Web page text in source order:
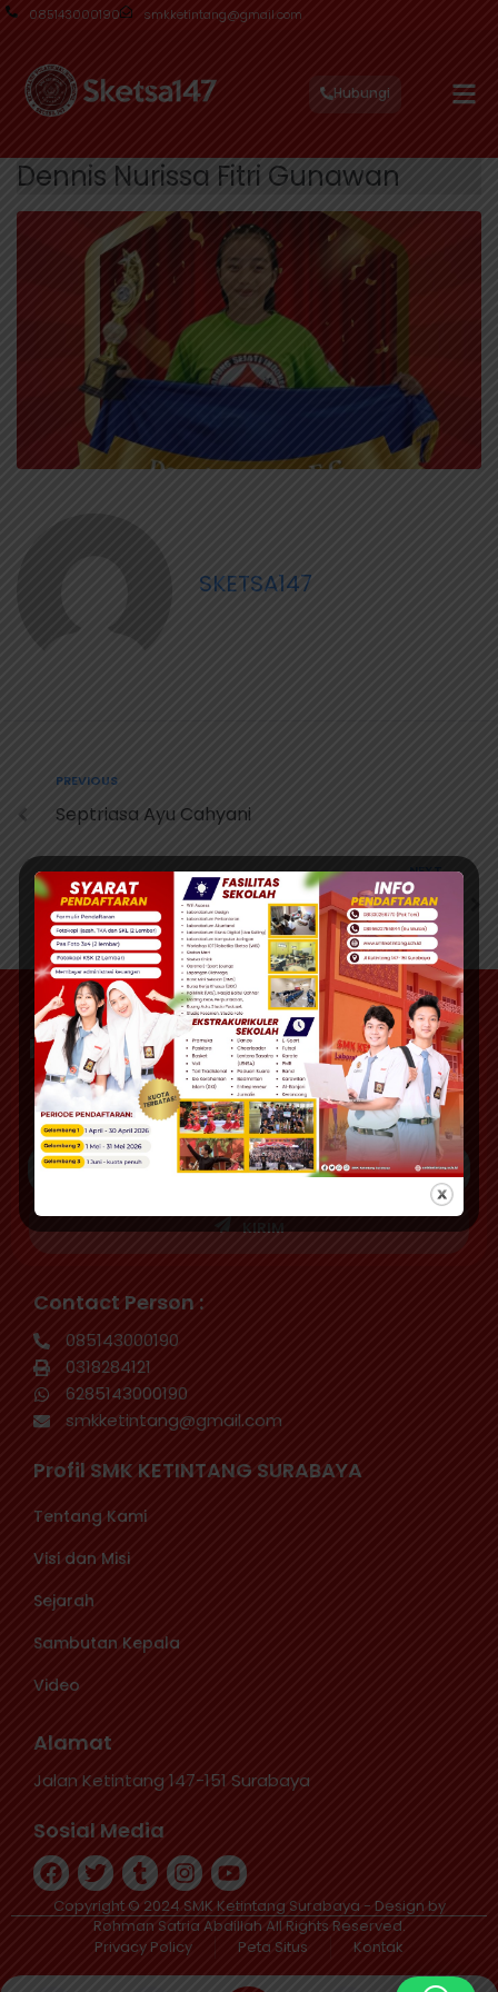
085143000190 smkketintang@gmail.com
Hubungi
Dennis Nurissa Fitri Gunawan
SKETSA147
PREVIOUS
Septriasa Ayu Cahyani
NEXT
Dennis Nurissa Fitri Gunawan
Info lebih lanjut :
Hubungi kamimelalui email
KIRIM
Contact Person :
085143000190
0318284121
6285143000190
smkketintang@gmail.com
Profil SMK KETINTANG SURABAYA
Tentang Kami
Visi dan Misi
Sejarah
Sambutan Kepala
Video
Alamat
Jalan Ketintang 147-151 Surabaya
Sosial Media
Copyright © 2024 SMK Ketintang Surabaya - Design by
Rohman Satria Abdillah All Rights Reserved.
Privacy Policy
Peta Situs Kontak